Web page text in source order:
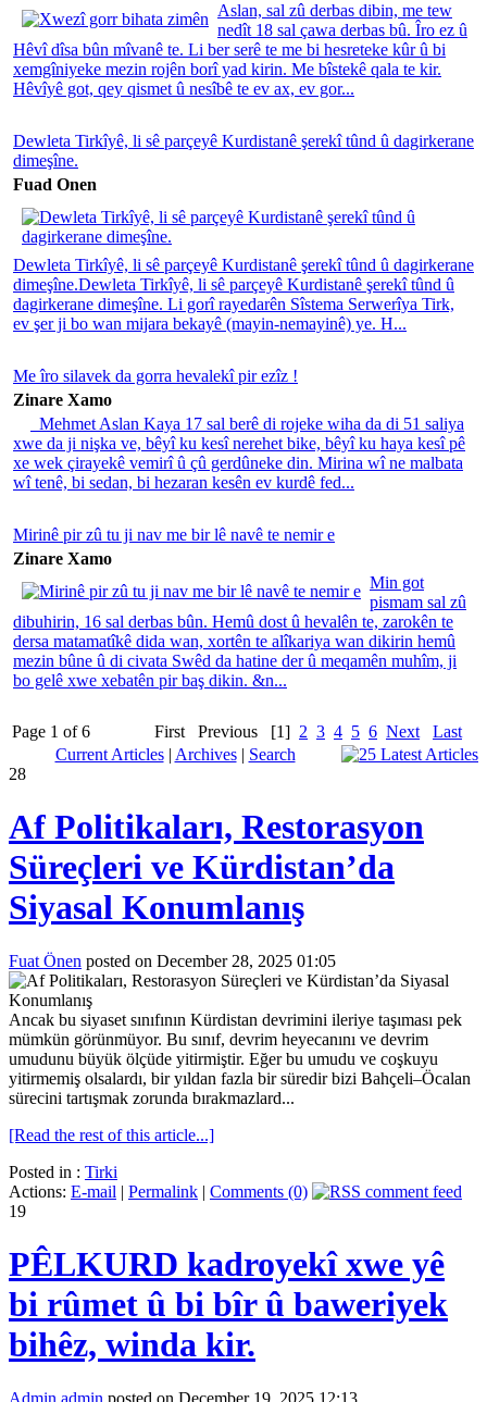
Aslan, sal zû derbas dibin, me tew
nedît 18 sal çawa derbas bû. Îro ez û
Hêvî dîsa bûn mîvanê te. Li ber serê te me bi hesreteke kûr û bi
xemgîniyeke mezin rojên borî yad kirin. Me bîstekê qala te kir.
Hêvîyê got, qey qismet û nesîbê te ev ax, ev gor...
Dewleta Tirkîyê, li sê parçeyê Kurdistanê şerekî tûnd û dagirkerane
dimeşîne.
Fuad Onen
Dewleta Tirkîyê, li sê parçeyê Kurdistanê şerekî tûnd û dagirkerane
dimeşîne.Dewleta Tirkîyê, li sê parçeyê Kurdistanê şerekî tûnd û
dagirkerane dimeşîne. Li gorî rayedarên Sîstema Serwerîya Tirk,
ev şer ji bo wan mijara bekayê (mayin-nemayinê) ye. H...
Me îro silavek da gorra hevalekî pir ezîz !
Zinare Xamo
Mehmet Aslan Kaya 17 sal berê di rojeke wiha da di 51 saliya
xwe da ji nişka ve, bêyî ku kesî nerehet bike, bêyî ku haya kesî pê
xe wek çirayekê vemirî û çû gerdûneke din. Mirina wî ne malbata
wî tenê, bi sedan, bi hezaran kesên ev kurdê fed...
Mirinê pir zû tu ji nav me bir lê navê te nemir e
Zinare Xamo
Min got
pismam sal zû
dibuhirin, 16 sal derbas bûn. Hemû dost û hevalên te, zarokên te
dersa matamatîkê dida wan, xortên te alîkariya wan dikirin hemû
mezin bûne û di civata Swêd da hatine der û meqamên muhîm, ji
bo gelê xwe xebatên pir baş dikin. &n...
Page 1 of 6 First Previous [1] 2 3 4 5 6 Next
Last
Current Articles| Archives| Search
28
Af Politikaları, Restorasyon
Süreçleri ve Kürdistan’da
Siyasal Konumlanış
Fuat Önen posted on December 28, 2025 01:05
Ancak bu siyaset sınıfının Kürdistan devrimini ileriye taşıması pek
mümkün görünmüyor. Bu sınıf, devrim heyecanını ve devrim
umudunu büyük ölçüde yitirmiştir. Eğer bu umudu ve coşkuyu
yitirmemiş olsalardı, bir yıldan fazla bir süredir bizi Bahçeli–Öcalan
sürecini tartışmak zorunda bırakmazlard...
[Read the rest of this article...]
Posted in : Tirki
Actions: E-mail | Permalink | Comments (0)
19
PÊLKURD kadroyekî xwe yê
bi rûmet û bi bîr û baweriyek
bihêz, winda kir.
Admin admin posted on December 19, 2025 12:13